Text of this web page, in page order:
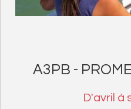
A3PB -
D'avril à